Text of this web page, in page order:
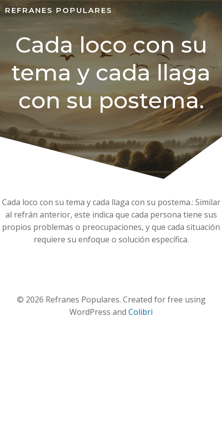
REFRANES POPULARES
Cada loco con su
tema y cada llaga
con su postema.
Cada loco con su tema y cada llaga con su postema.: Similar
al refrán anterior, este indica que cada persona tiene sus
propios problemas o preocupaciones, y que cada situación
requiere su enfoque o solución específica.
© 2026 Refranes Populares. Created for free using
WordPress and Colibri